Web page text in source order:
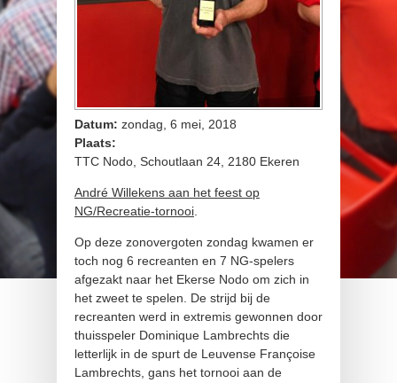
Datum: zondag, 6 mei, 2018
Plaats:
TTC Nodo, Schoutlaan 24, 2180 Ekeren
André Willekens aan het feest op
NG/Recreatie-tornooi.
Op deze zonovergoten zondag kwamen er
toch nog 6 recreanten en 7 NG-spelers
afgezakt naar het Ekerse Nodo om zich in
het zweet te spelen. De strijd bij de
recreanten werd in extremis gewonnen door
thuisspeler Dominique Lambrechts die
letterlijk in de spurt de Leuvense Françoise
Lambrechts, gans het tornooi aan de